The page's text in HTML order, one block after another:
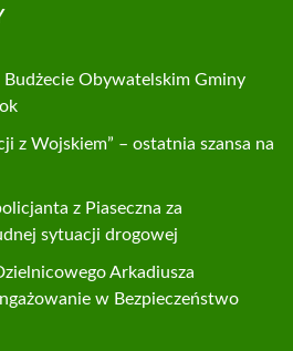
Budżecie Obywatelskim Gminy
z Wojskiem” – ostatnia szansa na
z Piaseczna za
sytuacji drogowej
Arkadiusza
w Bezpieczeństwo